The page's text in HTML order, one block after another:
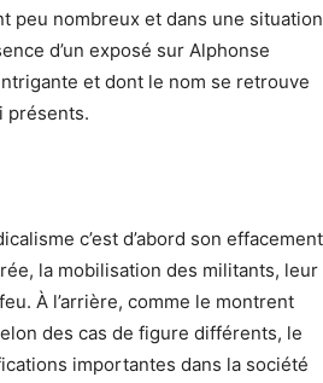
peu nombreux et dans une situation
d’un exposé sur Alphonse
et dont le nom se retrouve
présents.
c’est d’abord son effacement
la mobilisation des militants, leur
À l’arrière, comme le montrent
des cas de figure différents, le
importantes dans la société